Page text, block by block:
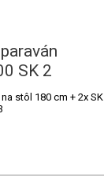
SK 2
stôl 180 cm + 2x SK